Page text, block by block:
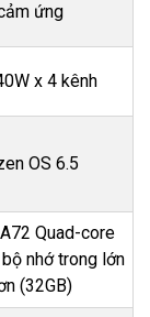
ứng
x 4 kênh
OS 6.5
Quad-core
bộ nhớ trong lớn
(32GB)